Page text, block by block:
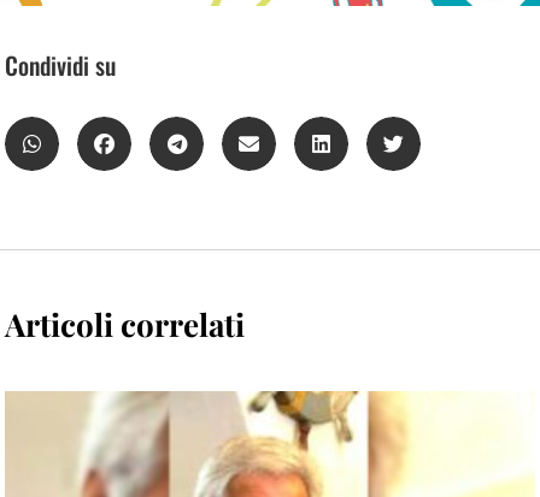
Condividi su
Articoli correlati